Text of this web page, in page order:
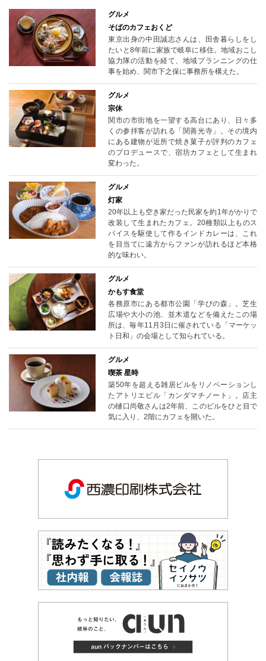
グルメ
そばのカフェおくど
東京出身の中田誠志さんは、田舎暮らしをし
たいと8年前に家族で岐阜に移住。地域おこし
協力隊の活動を経て、地域プランニングの仕
事を始め、関市下之保に事務所を構えた。
グルメ
宗休
関市の市街地を一望する高台にあり、日々多
くの参拝客が訪れる「関善光寺」。その境内
にある建物が近所で焼き菓子が評判のカフェ
のプロデュースで、宿坊カフェとして生まれ
変わった。
グルメ
灯家
20年以上も空き家だった民家を約1年がかりで
改装して生まれたカフェ。20種類以上ものス
パイスを駆使して作るインドカレーは、これ
を目当てに遠方からファンが訪れるほど本格
的な味わい。
グルメ
かもす食堂
各務原市にある都市公園「学びの森」。芝生
広場や大小の池、並木道などを備えたこの場
所は、毎年11月3日に催されている「マーケッ
ト日和」の会場として知られている。
グルメ
喫茶 星時
築50年を超える雑居ビルをリノベーションし
たアトリエビル「カンダマチノート」。店主
の樋口尚敬さんは2年前、このビルをひと目で
気に入り、2階にカフェを開いた。